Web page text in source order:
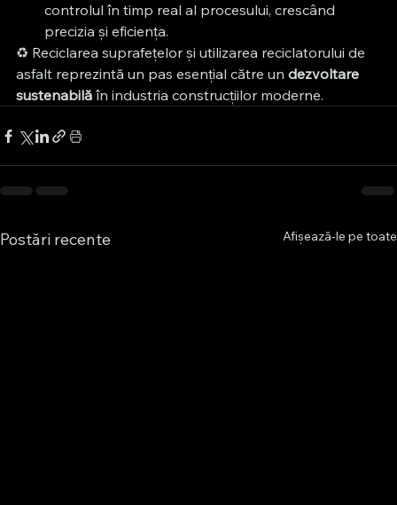
controlul în timp real al procesului, crescând
precizia și eficiența.
♻️ Reciclarea suprafețelor și utilizarea reciclatorului de
asfalt reprezintă un pas esențial către un dezvoltare
sustenabilă în industria construcțiilor moderne.
Postări recente Afișează-le pe toate